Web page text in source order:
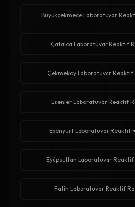
Büyükçekmece Laboratuvar
Çatalca Laboratuvar Reaktif
Çekmeköy Laboratuvar Reaktif
Esenler Laboratuvar Reaktif
Esenyurt Laboratuvar Reaktif
Eyüpsultan Laboratuvar
Fatih Laboratuvar Reaktif